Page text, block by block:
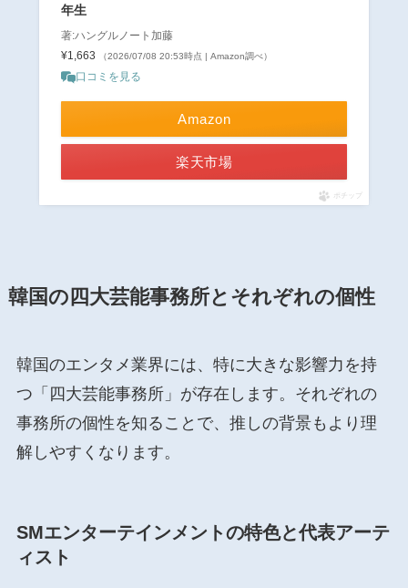
年生
著:ハングルノート加藤
¥1,663
（2026/07/08 20:53時点 | Amazon調べ）
口コミを見る
Amazon
楽天市場
ポチップ
韓国の四大芸能事務所とそれぞれの個性
韓国のエンタメ業界には、特に大きな影響力を持
つ「四大芸能事務所」が存在します。それぞれの
事務所の個性を知ることで、推しの背景もより理
解しやすくなります。
SMエンターテインメントの特色と代表アーテ
ィスト